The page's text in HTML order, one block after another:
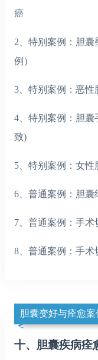
癌
2、特别案例：胆
例）
3、特别案例：恶性
4、特别案例：胆囊
致)
5、特别案例：女
6、普通案例：胆囊
7、普通案例：手术
8、普通案例：手术
胆囊变好与痊愈案
十、胆囊疾病痊